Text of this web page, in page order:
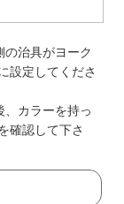
の治具がヨーク
設定してくださ
、カラーを持っ
確認して下さ